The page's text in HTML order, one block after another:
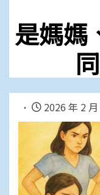
是媽
2026 年 2